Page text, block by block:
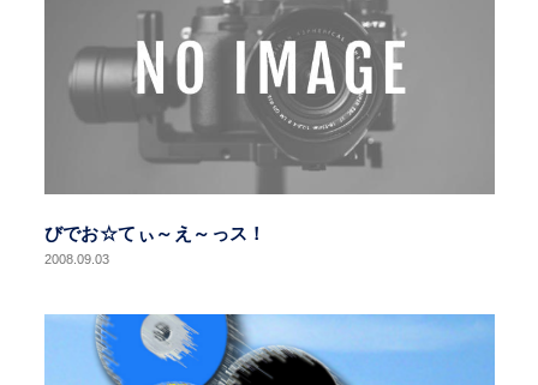
びでお☆てぃ～え～っス！
2008.09.03